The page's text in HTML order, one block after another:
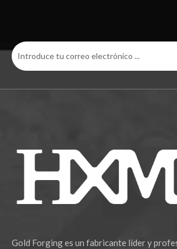
Gold Forging es un fabricante líder y